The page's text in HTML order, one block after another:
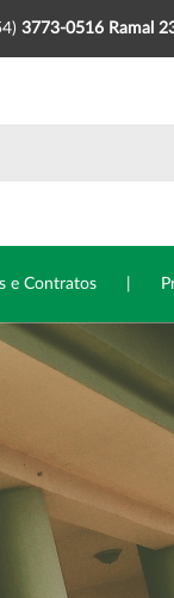
3773-0516 Ramal
e Contratos